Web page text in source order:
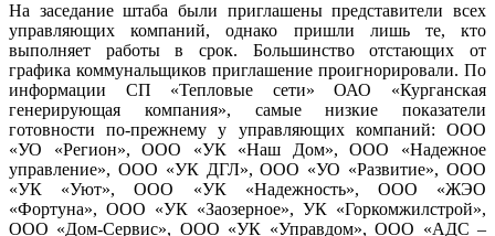
На заседание штаба были приглашены представители всех
управляющих компаний, однако пришли лишь те, кто
выполняет работы в срок. Большинство отстающих от
графика коммунальщиков приглашение проигнорировали. По
информации СП «Тепловые сети» ОАО «Курганская
генерирующая компания», самые низкие показатели
готовности по-прежнему у управляющих компаний: ООО
«УО «Регион», ООО «УК «Наш Дом», ООО «Надежное
управление», ООО «УК ДГЛ», ООО «УО «Развитие», ООО
«УК «Уют», ООО «УК «Надежность», ООО «ЖЭО
«Фортуна», ООО «УК «Заозерное», УК «Горкомжилстрой»,
ООО «Дом-Сервис», ООО «УК «Управдом», ООО «АДС –